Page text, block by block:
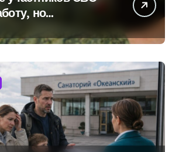
но
удаётся не всем